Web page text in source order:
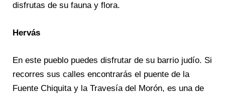
disfrutas de su fauna y flora.
Hervás
En este pueblo puedes disfrutar de su barrio judío. Si
recorres sus calles encontrarás el puente de la
Fuente Chiquita y la Travesía del Morón, es una de